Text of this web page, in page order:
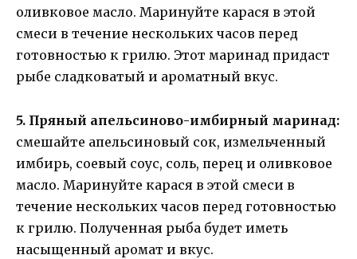
оливковое масло. Маринуйте карася в этой
смеси в течение нескольких часов перед
готовностью к грилю. Этот маринад придаст
рыбе сладковатый и ароматный вкус.
5. Пряный апельсиново-имбирный маринад:
смешайте апельсиновый сок, измельченный
имбирь, соевый соус, соль, перец и оливковое
масло. Маринуйте карася в этой смеси в
течение нескольких часов перед готовностью
к грилю. Полученная рыба будет иметь
насыщенный аромат и вкус.